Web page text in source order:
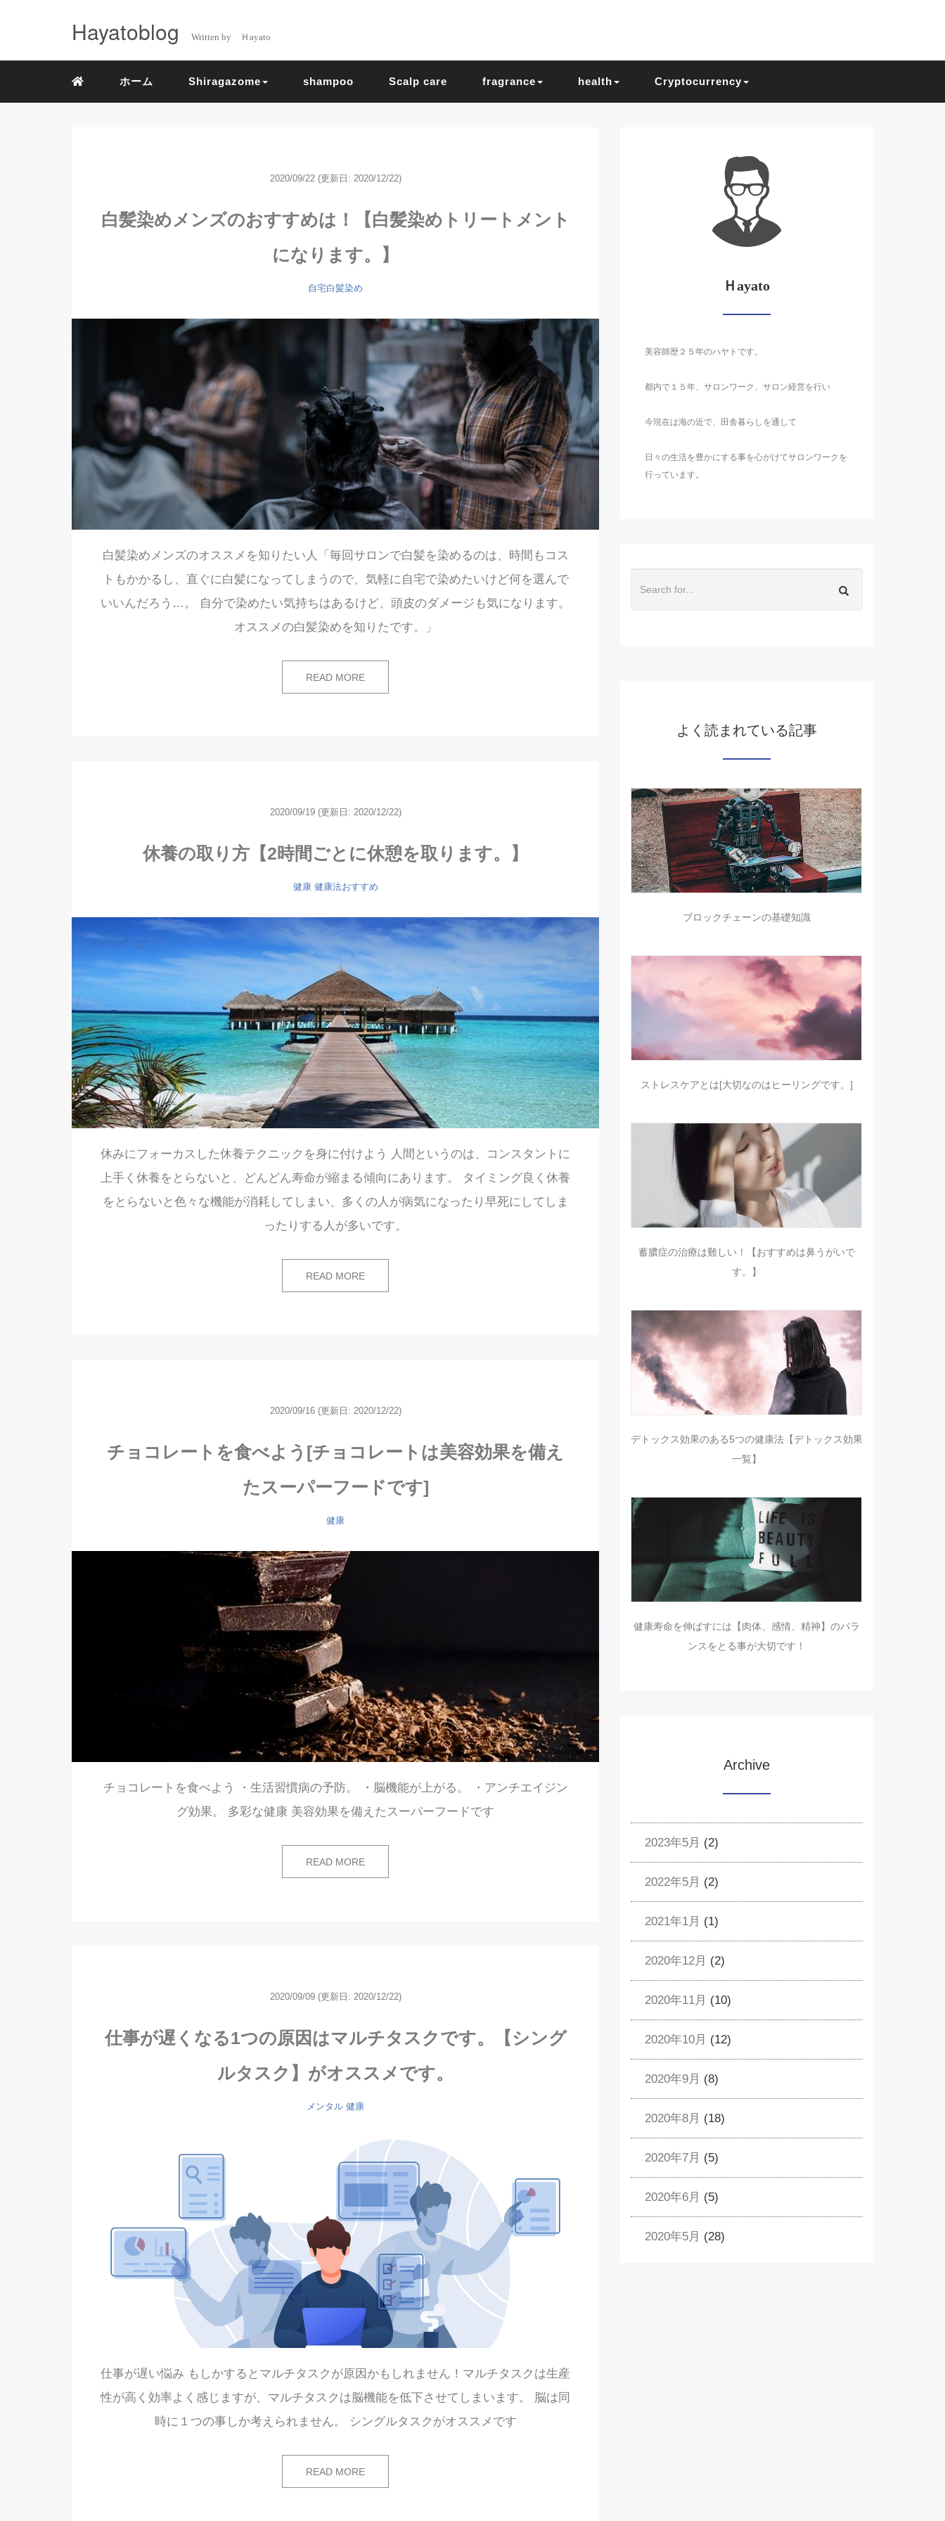
Hayatoblog Written by Ｈayato
ホーム Shiragazome shampoo Scalp care fragrance health Cryptocurrency
2020/09/22 (更新日: 2020/12/22)
白髪染めメンズのおすすめは！【白髪染めトリートメント
になります。】
自宅白髪染め
白髪染めメンズのオススメを知りたい人「毎回サロンで白髪を染めるのは、時間もコス
トもかかるし、直ぐに白髪になってしまうので、気軽に自宅で染めたいけど何を選んで
いいんだろう…。 自分で染めたい気持ちはあるけど、頭皮のダメージも気になります。
オススメの白髪染めを知りたです。」
READ MORE
2020/09/19 (更新日: 2020/12/22)
休養の取り方【2時間ごとに休憩を取ります。】
健康 健康法おすすめ
休みにフォーカスした休養テクニックを身に付けよう 人間というのは、コンスタントに
上手く休養をとらないと、どんどん寿命が縮まる傾向にあります。 タイミング良く休養
をとらないと色々な機能が消耗してしまい、多くの人が病気になったり早死にしてしま
ったりする人が多いです。
READ MORE
2020/09/16 (更新日: 2020/12/22)
チョコレートを食べよう[チョコレートは美容効果を備え
たスーパーフードです]
健康
チョコレートを食べよう ・生活習慣病の予防。 ・脳機能が上がる。 ・アンチエイジン
グ効果。 多彩な健康 美容効果を備えたスーパーフードです
READ MORE
2020/09/09 (更新日: 2020/12/22)
仕事が遅くなる1つの原因はマルチタスクです。【シング
ルタスク】がオススメです。
メンタル 健康
仕事が遅い悩み もしかするとマルチタスクが原因かもしれません！マルチタスクは生産
性が高く効率よく感じますが、マルチタスクは脳機能を低下させてしまいます。 脳は同
時に１つの事しか考えられません。 シングルタスクがオススメです
READ MORE
Ｈayato
美容師歴２５年のハヤトです。
都内で１５年、サロンワーク、サロン経営を行い
今現在は海の近で、田舎暮らしを通して
日々の生活を豊かにする事を心がけてサロンワークを
行っています。
よく読まれている記事
ブロックチェーンの基礎知識
ストレスケアとは[大切なのはヒーリングです。]
蓄膿症の治療は難しい！【おすすめは鼻うがいで
す。】
デトックス効果のある5つの健康法【デトックス効果
一覧】
健康寿命を伸ばすには【肉体、感情、精神】のバラ
ンスをとる事が大切です！
Archive
2023年5月 (2)
2022年5月 (2)
2021年1月 (1)
2020年12月 (2)
2020年11月 (10)
2020年10月 (12)
2020年9月 (8)
2020年8月 (18)
2020年7月 (5)
2020年6月 (5)
2020年5月 (28)